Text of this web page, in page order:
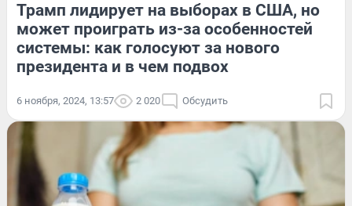
Трамп лидирует на выборах в США, но
может проиграть из-за особенностей
системы: как голосуют за нового
президента и в чем подвох
6 ноября, 2024, 13:57 2 020 Обсудить